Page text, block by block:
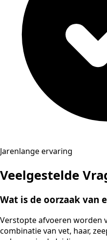
Jarenlange ervaring
Veelgestelde
Wat is de oorzaak van
Verstopte afvoeren worden
combinatie van vet, haar,